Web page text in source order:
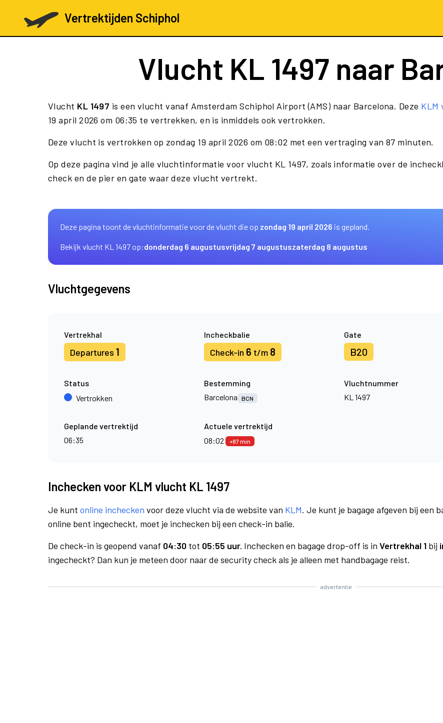
Vertrektijden Schiphol
Vlucht KL 1497 naar
Vlucht KL 1497 is een vlucht vanaf Amsterdam Schiphol Airport (AMS) naar Barcelona. Deze KLM
19 april 2026 om 06:35 te vertrekken, en is inmiddels ook vertrokken.
Deze vlucht is vertrokken op zondag 19 april 2026 om 08:02 met een vertraging van 87 minuten.
Op deze pagina vind je alle vluchtinformatie voor vlucht KL 1497, zoals informatie over de
check en de pier en gate waar deze vlucht vertrekt.
Deze pagina toont de vluchtinformatie voor de vlucht die op zondag 19 april 2026 is gepland.
Bekijk vlucht KL 1497 op:donderdag 6 augustusvrijdag 7 augustuszaterdag 8 augustus
Vluchtgegevens
Vertrekhal
Departures 1
Incheckbalie
Check-in 6 t/m 8
Gate
B20
Status
Vertrokken
Bestemming
Barcelona
BCN
Vluchtnummer
KL 1497
Geplande vertrektijd
06:35
Actuele vertrektijd
08:02
+87 min
Inchecken voor KLM vlucht KL 1497
Je kunt online inchecken voor deze vlucht via de website van KLM. Je kunt je bagage afgeven bij een
online bent ingecheckt, moet je inchecken bij een check-in balie.
De check-in is geopend vanaf 04:30 tot 05:55 uur. Inchecken en bagage drop-off is in Vertrekhal 1 bij
ingecheckt? Dan kun je meteen door naar de security check als je alleen met handbagage reist.
advertentie